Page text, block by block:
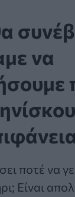
να
ποτέ να
Είναι